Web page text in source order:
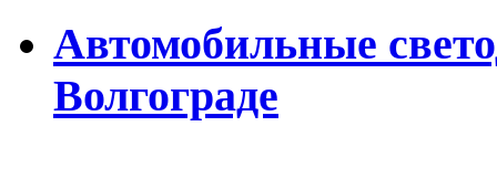
Автомобильные
Волгограде